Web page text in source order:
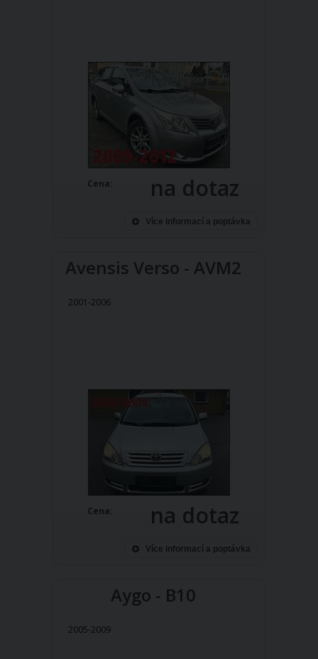
Cena: na dotaz
Více informací a poptávka
Avensis Verso - AVM2
2001-2006
Cena: na dotaz
Více informací a poptávka
Aygo - B10
2005-2009